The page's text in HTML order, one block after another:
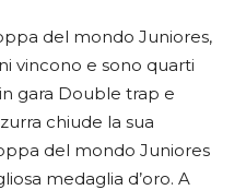
del mondo Juniores,
vincono e sono quarti
gara Double trap e
chiude la sua
del mondo Juniores
medaglia d’oro. A